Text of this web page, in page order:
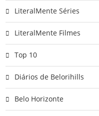
LiteralMente Séries
LiteralMente Filmes
Top 10
Diários de Belorihills
Belo Horizonte